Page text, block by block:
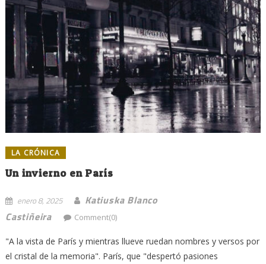
LA CRÓNICA
Un invierno en París
enero 8, 2025
Katiuska Blanco
Castiñeira
Comment(0)
"A la vista de París y mientras llueve ruedan nombres y versos por
el cristal de la memoria". París, que "despertó pasiones